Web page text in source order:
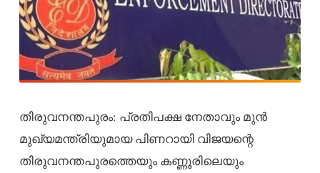
തിരുവനന്തപുരം: പ്രതിപക്ഷ നേതാവും മുൻ
മുഖ്യമന്ത്രിയുമായ പിണറായി വിജയന്റെ
തിരുവനന്തപുരത്തെയും കണ്ണൂരിലെയും